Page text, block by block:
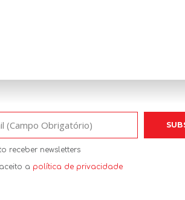
receber newsletters
a política de privacidade